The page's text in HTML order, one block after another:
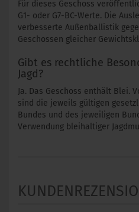
Für dieses Geschoss
G1- oder G7-BC-Werte. Die
verbesserte Außenballistik
Geschossen gleicher
Gibt es rechtliche
Jagd?
Ja. Das Geschoss enthält Blei.
sind die jeweils gültigen
Bundes und des jeweiligen
Verwendung bleihaltiger